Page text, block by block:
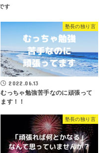
塾長の独り言
2022.06.13
むっちゃ勉強苦手なのに頑張って
ます！！
塾長の独り言